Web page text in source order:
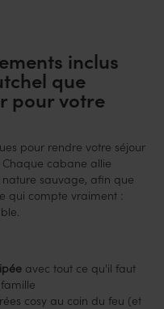
inclus
que
pour votre
pour rendre votre séjour
cabane allie
sauvage, afin que
qui compte vraiment :
avec tout ce qu'il faut
cosy au coin du feu (et